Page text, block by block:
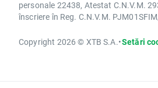
personale 22438, Atestat C.N.V.M.
înscriere în Reg. C.N.V.M.
Copyright 2026 © XTB S.A.•Setări